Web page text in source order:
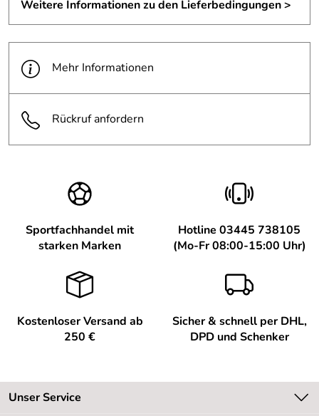
Weitere Informationen zu den Lieferbedingungen >
Mehr Informationen
Rückruf anfordern
Sportfachhandel mit
starken Marken
Hotline 03445 738105
(Mo-Fr 08:00-15:00 Uhr)
Kostenloser Versand ab
250 €
Sicher & schnell per DHL,
DPD und Schenker
Unser Service